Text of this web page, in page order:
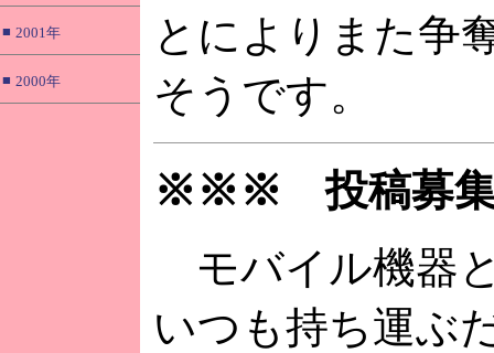
■ 2001年
■ 2000年
とによりまた争
そうです。
※※※ 投稿募
モバイル機器
いつも持ち運ぶ